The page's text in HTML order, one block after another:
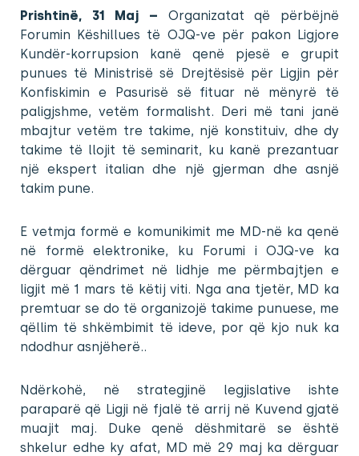
Prishtinë, 31 Maj – Organizatat që përbëjnë
Forumin Këshillues të OJQ-ve për pakon Ligjore
Kundër-korrupsion kanë qenë pjesë e grupit
punues të Ministrisë së Drejtësisë për Ligjin për
Konfiskimin e Pasurisë së fituar në mënyrë të
paligjshme, vetëm formalisht. Deri më tani janë
mbajtur vetëm tre takime, një konstituiv, dhe dy
takime të llojit të seminarit, ku kanë prezantuar
një ekspert italian dhe një gjerman dhe asnjë
takim pune.
E vetmja formë e komunikimit me MD-në ka qenë
në formë elektronike, ku Forumi i OJQ-ve ka
dërguar qëndrimet në lidhje me përmbajtjen e
ligjit më 1 mars të këtij viti. Nga ana tjetër, MD ka
premtuar se do të organizojë takime punuese, me
qëllim të shkëmbimit të ideve, por që kjo nuk ka
ndodhur asnjëherë..
Ndërkohë, në strategjinë legjislative ishte
paraparë që Ligji në fjalë të arrij në Kuvend gjatë
muajit maj. Duke qenë dëshmitarë se është
shkelur edhe ky afat, MD më 29 maj ka dërguar